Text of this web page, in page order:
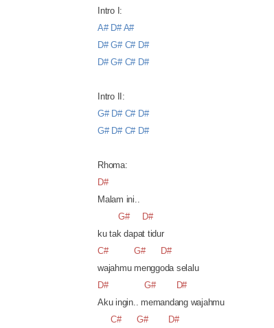
Intro I:
A# D# A#
D# G# C# D#
D# G# C# D#
Intro II:
G# D# C# D#
G# D# C# D#
Rhoma:
D#
Malam ini..
G#
D#
ku tak dapat tidur
C#
G#
D#
wajahmu menggoda selalu
D#
G#
D#
Aku ingin.. memandang wajahmu
C#
G#
D#